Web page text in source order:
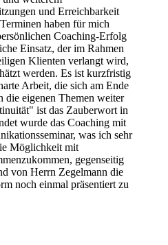
und Erreichbarkeit
haben für mich
Coaching-Erfolg
Einsatz, der im Rahmen
Klienten verlangt wird,
werden. Es ist kurzfristig
Arbeit, die sich am Ende
die eigenen Themen weiter
ist das Zauberwort in
wurde das Coaching mit
was ich sehr
Möglichkeit mit
gegenseitig
von Herrn Zegelmann die
noch einmal präsentiert zu